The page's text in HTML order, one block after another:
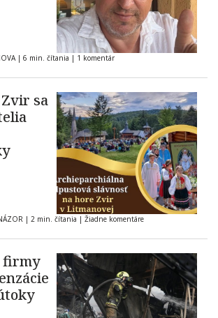
| 6 min. čítania | 1 komentár
sa
| 2 min. čítania | Žiadne komentáre
firmy